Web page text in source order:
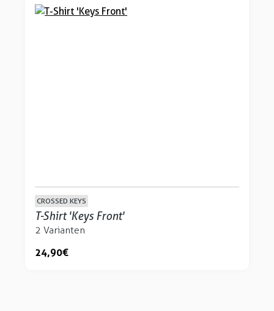
CROSSED KEYS
T-Shirt 'Keys Front'
2 Varianten
24,90 €